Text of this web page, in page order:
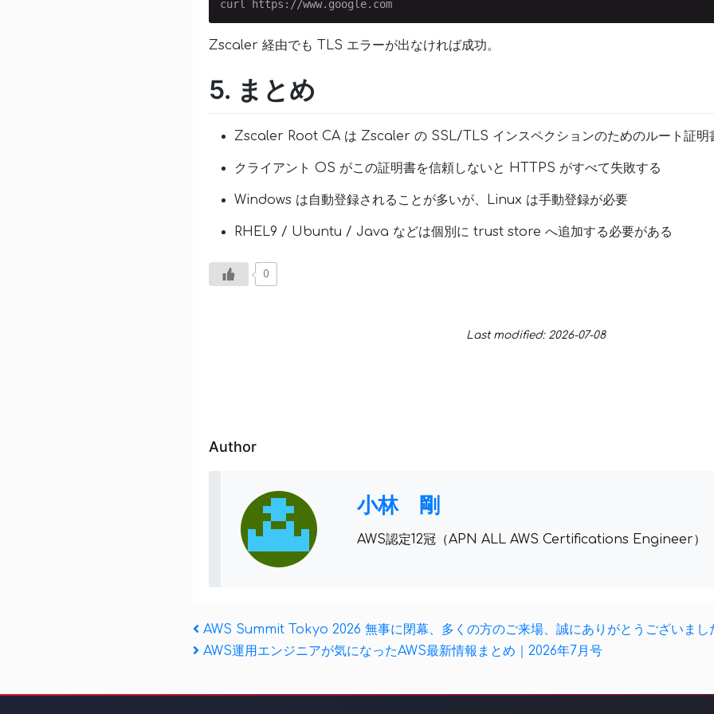
curl https://www.google.com
Zscaler 経由でも TLS エラーが出なければ成功。
5. まとめ
Zscaler Root CA は Zscaler の SSL/TLS インスペクションのためのルート証明
クライアント OS がこの証明書を信頼しないと HTTPS がすべて失敗する
Windows は自動登録されることが多いが、Linux は手動登録が必要
RHEL9 / Ubuntu / Java などは個別に trust store へ追加する必要がある
0
Last modified: 2026-07-08
Author
小林 剛
AWS認定12冠（APN ALL AWS Certifications Engineer）
投
稿
ナ
Previous
Post
AWS Summit Tokyo 2026 無事に閉幕、多くの方のご来場、誠にありがとうございまし
Next
AWS運用エンジニアが気になったAWS最新情報まとめ｜2026年7月号